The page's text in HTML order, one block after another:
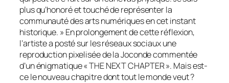
plus qu’honoré et touché de représenter la
communauté des arts numériques en cet instant
historique. » En prolongement de cette réflexion,
l’artiste a posté sur les réseaux sociaux une
reproduction pixelisée de la Joconde commentée
d’un énigmatique « THE NEXT CHAPTER ». Mais est-
ce le nouveau chapitre dont tout le mondeveut ?